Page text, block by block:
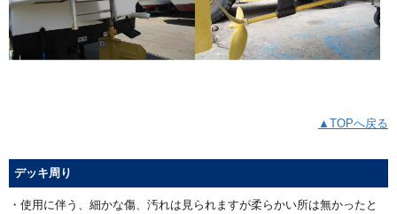
▲TOPへ戻る
デッキ周り
・使用に伴う、細かな傷、汚れは見られますが柔らかい所は無かったと